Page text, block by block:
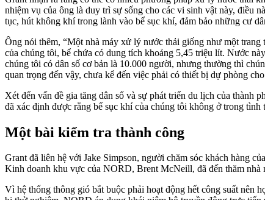
nhiệm vụ của ông là duy trì sự sống cho các vi sinh vật này, điều
tục, hút không khí trong lành vào bể sục khí, đảm bảo những cư
Ông nói thêm, “Một nhà máy xử lý nước thải giống như một
của chúng tôi, bể chứa có dung tích khoảng 5,45 triệu lít. Nước
chúng tôi có dân số cơ bản là 10.000 người, nhưng thường thì
quan trọng đến vậy, chưa kể đến việc phải có thiết bị dự phòng
Xét đến vấn đề gia tăng dân số và sự phát triển du lịch của thành
đã xác định được rằng bể sục khí của chúng tôi không ở trong
Một bài kiểm tra thành công
Grant đã liên hệ với Jake Simpson, người chăm sóc khách hàng
Kinh doanh khu vực của NORD, Brent McNeill, đã đến thăm nhà
Vì hệ thống thông gió bắt buộc phải hoạt động hết công suất nên